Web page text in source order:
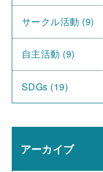
サークル活動 (9)
自主活動 (9)
SDGs (19)
アーカイブ